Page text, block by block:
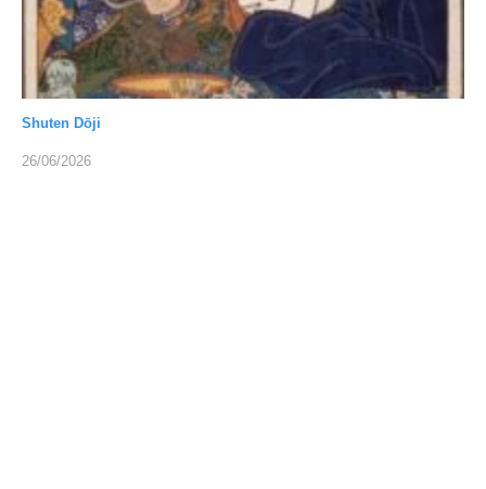
Shuten Dōji
26/06/2026